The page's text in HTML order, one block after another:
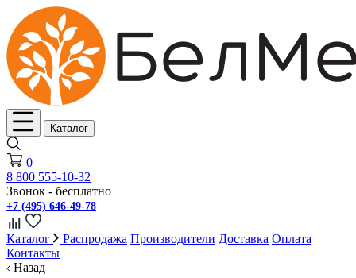
Каталог
0
8 800 555-10-32
Звонок - бесплатно
+7 (495) 646-49-78
Каталог Распродажа Производители Доставка Оплата
Контакты
Назад